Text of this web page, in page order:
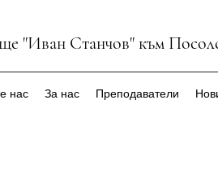
"Иван Станчов" към
нас За нас Преподаватели